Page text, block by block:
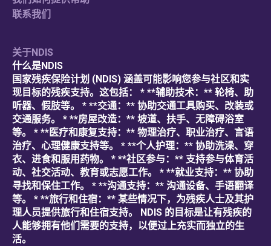
联系我们
关于NDIS
什么是NDIS
国家残疾保险计划 (NDIS) 涵盖可能影响您参与社区和实
现目标的残疾支持。这包括： * **辅助技术：** 轮椅、助
听器、假肢等。 * **交通：** 协助交通工具购买、改装或
交通服务。 * **房屋改造：** 坡道、扶手、无障碍浴室
等。 * **医疗和康复支持：** 物理治疗、职业治疗、言语
治疗、心理健康支持等。 * **个人护理：** 协助洗澡、穿
衣、进食和服用药物。 * **社区参与：** 支持参与体育活
动、社交活动、教育或志愿工作。 * **就业支持：** 协助
寻找和保住工作。 * **沟通支持：** 沟通设备、手语翻译
等。 * **旅行和住宿：** 某些情况下，为残疾人士及其护
理人员提供旅行和住宿支持。 NDIS 的目标是让有残疾的
人能够拥有他们需要的支持，以便过上充实而独立的生
活。